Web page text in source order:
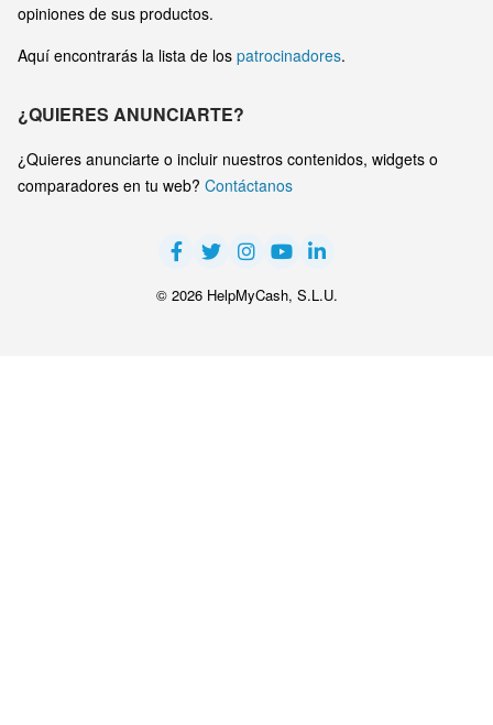
opiniones de sus productos.
Aquí encontrarás la lista de los patrocinadores.
¿QUIERES ANUNCIARTE?
¿Quieres anunciarte o incluir nuestros contenidos, widgets o
comparadores en tu web? Contáctanos
© 2026 HelpMyCash, S.L.U.